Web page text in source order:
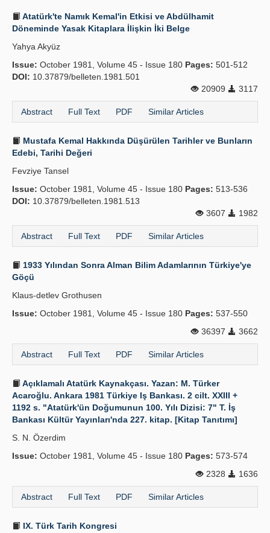
Atatürk'te Namık Kemal'in Etkisi ve Abdülhamit
Döneminde Yasak Kitaplara İlişkin İki Belge
Yahya Akyüz
Issue: October 1981, Volume 45 - Issue 180 Pages: 501-512
DOI: 10.37879/belleten.1981.501
20909
3117
Abstract Full Text PDF Similar Articles
Mustafa Kemal Hakkında Düşürülen Tarihler ve Bunların
Edebi, Tarihi Değeri
Fevziye Tansel
Issue: October 1981, Volume 45 - Issue 180 Pages: 513-536
DOI: 10.37879/belleten.1981.513
3607
1982
Abstract Full Text PDF Similar Articles
1933 Yılından Sonra Alman Bilim Adamlarının Türkiye'ye
Göçü
Klaus-detlev Grothusen
Issue: October 1981, Volume 45 - Issue 180 Pages: 537-550
36397
3662
Abstract Full Text PDF Similar Articles
Açıklamalı Atatürk Kaynakçası. Yazan: M. Türker
Acaroğlu. Ankara 1981 Türkiye Iş Bankası. 2 cilt. XXIII +
1192 s. "Atatürk'ün Doğumunun 100. Yılı Dizisi: 7" T. İş
Bankası Kültür Yayınları'nda 227. kitap. [Kitap Tanıtımı]
S. N. Özerdim
Issue: October 1981, Volume 45 - Issue 180 Pages: 573-574
2328
1636
Abstract Full Text PDF Similar Articles
IX. Türk Tarih Kongresi